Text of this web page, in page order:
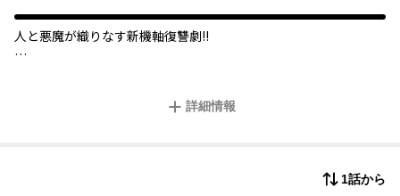
人と悪魔が織りなす新機軸復讐劇!!
をした、自らをジテと名乗る煩悩の悪魔で…!
詳細情報
1話から